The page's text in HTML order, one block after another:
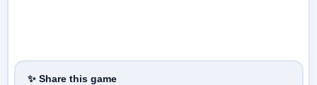
✨ Share this game